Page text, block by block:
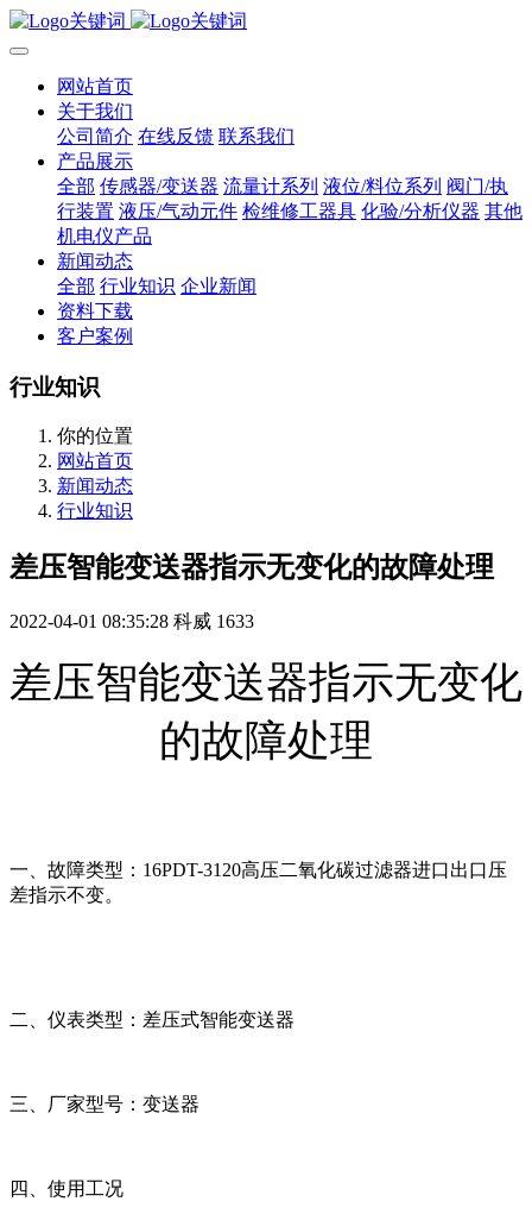
网站首页
关于我们
公司简介 在线反馈 联系我们
产品展示
全部 传感器/变送器 流量计系列 液位/料位系列 阀门/执
行装置 液压/气动元件 检维修工器具 化验/分析仪器 其他
机电仪产品
新闻动态
全部 行业知识 企业新闻
资料下载
客户案例
行业知识
你的位置
网站首页
新闻动态
行业知识
差压智能变送器指示无变化的故障处理
2022-04-01 08:35:28 科威 1633
差压智能变送器指示无变化
的故障处理
一、故障类型：16PDT-3120高压二氧化碳过滤器进口出口压
差指示不变。
二、仪表类型：差压式智能变送器
三、厂家型号： 变送器
四、使用工况